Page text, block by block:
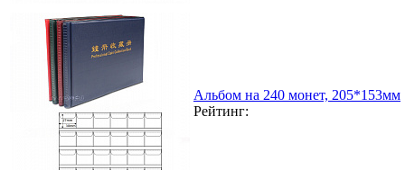
Альбом на 240 монет, 205*153мм
Рейтинг: